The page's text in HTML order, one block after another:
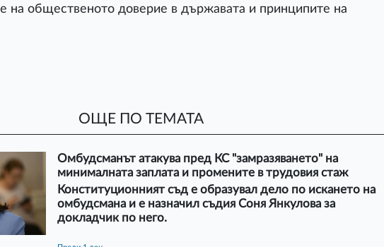
на общественото доверие в държавата и принципите на
ОЩЕ ПО ТЕМАТА
Омбудсманът атакува пред КС "замразяването" на
минималната заплата и промените в трудовия стаж
Конституционният съд е образувал дело по искането на
омбудсмана и е назначил съдия Соня Янкулова за
докладчик по него.